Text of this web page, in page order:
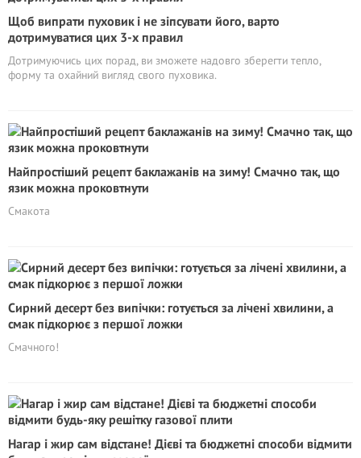
Щоб випрати пуховик і не зіпсувати його, варто
дотримуватися цих 3-х правил
Дотримуючись цих порад, ви зможете надовго зберегти тепло,
форму та охайний вигляд свого пуховика.
Найпростіший рецепт баклажанів на зиму! Смачно так, що
язик можна проковтнути
Смакота
Сирний десерт без випічки: готується за лічені хвилини, а
смак підкорює з першої ложки
Смачного!
Нагар і жир сам відстане! Дієві та бюджетні способи відмити